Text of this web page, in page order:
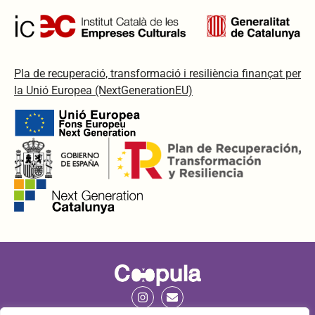
Pla de recuperació, transformació i resiliència finançat per
la Unió Europea (NextGenerationEU)